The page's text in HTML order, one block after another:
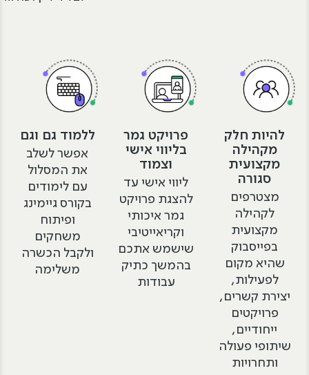
להיות חלק
מקהילה
מקצועית
סגורה
מצטרפים
לקהילה
מקצועית
בפייסבוק
שהיא מקום
לפעילות,
יצירת קשרים,
פרויקטים
ייחודיים,
שיתופי פעולה
ותחרויות
פרויקט גמר
בליווי אישי
וצמוד
ליווי אישי עד
להצגת פרויקט
גמר איכותי
וקריאייטיבי
שישמש אתכם
בהמשך כתיק
עבודות
ללמוד גם וגם
אפשר לשלב
את המסלול
עם לימודים
בקורס גיימינג
ופיתוח
משחקים
ולקבל הכשרה
משלימה